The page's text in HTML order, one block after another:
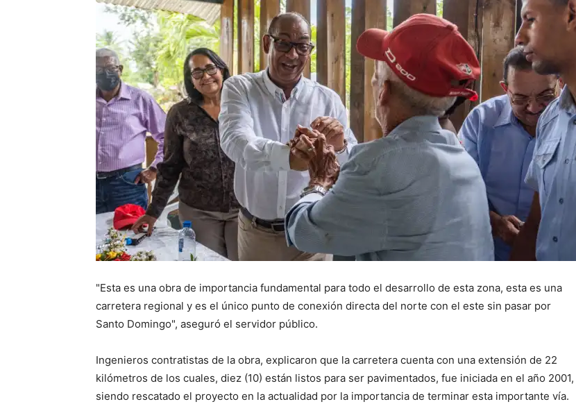
"Esta es una obra de importancia fundamental para todo el desarrollo de esta zona, esta es una
carretera regional y es el único punto de conexión directa del norte con el este sin pasar por
Santo Do­mingo", aseguró el servidor público.
Ingenieros contratistas de la obra, explicaron que la carretera cuenta con una extensión de 22
kilómetros de los cuales, diez (10) están listos para ser pavimentados, fue iniciada en el año 2001,
siendo rescatado el proyecto en la actualidad por la importancia de terminar esta importante vía.